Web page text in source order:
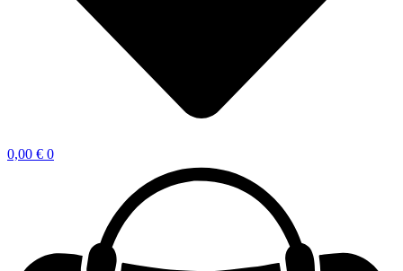
0,00 € 0